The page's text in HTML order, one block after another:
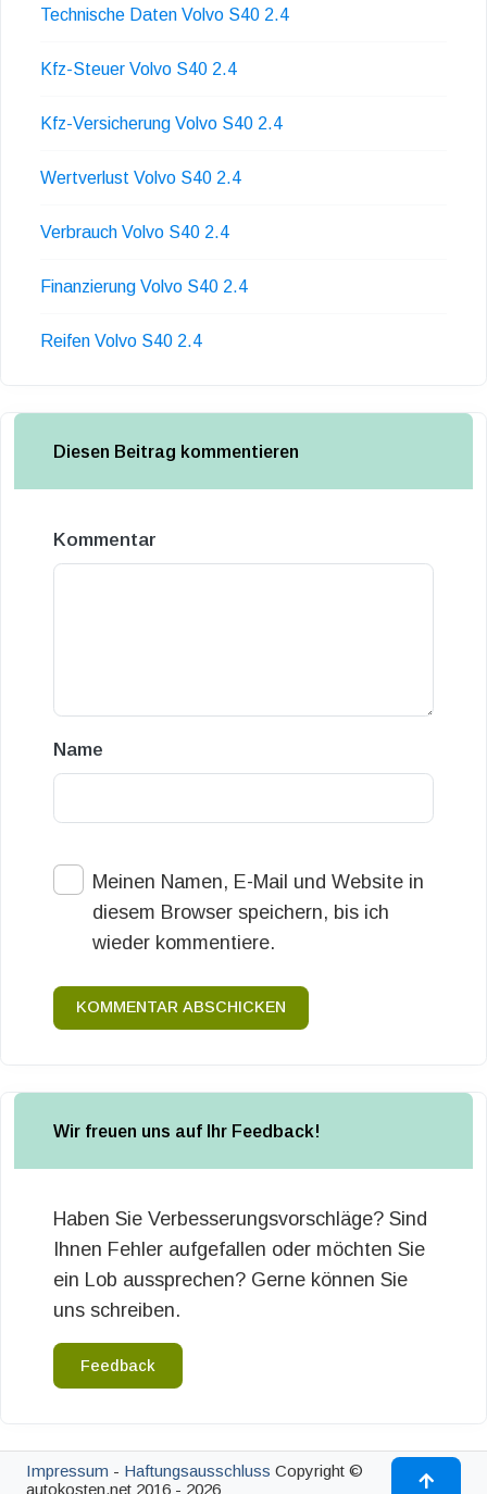
Technische Daten Volvo S40 2.4
Kfz-Steuer Volvo S40 2.4
Kfz-Versicherung Volvo S40 2.4
Wertverlust Volvo S40 2.4
Verbrauch Volvo S40 2.4
Finanzierung Volvo S40 2.4
Reifen Volvo S40 2.4
Diesen Beitrag kommentieren
Kommentar
Name
Meinen Namen, E-Mail und Website in
diesem Browser speichern, bis ich
wieder kommentiere.
KOMMENTAR ABSCHICKEN
Wir freuen uns auf Ihr Feedback!
Haben Sie Verbesserungsvorschläge? Sind
Ihnen Fehler aufgefallen oder möchten Sie
ein Lob aussprechen? Gerne können Sie
uns schreiben.
Feedback
Impressum - Haftungsausschluss Copyright ©
autokosten.net 2016 - 2026